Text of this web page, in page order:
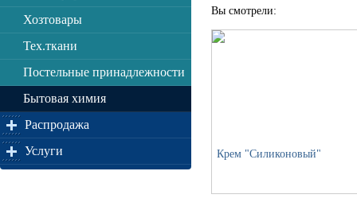
Хозтовары
Тех.ткани
Постельные принадлежности
Бытовая химия
Распродажа
Услуги
Вы смотрели:
Крем "Силиконовый"